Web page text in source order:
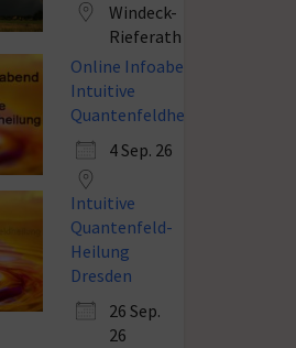
Windeck-
Rieferath
Online Infoabend
Intuitive
Quantenfeldheilung
4 Sep. 26
Intuitive
Quantenfeld-
Heilung
Dresden
26 Sep.
26